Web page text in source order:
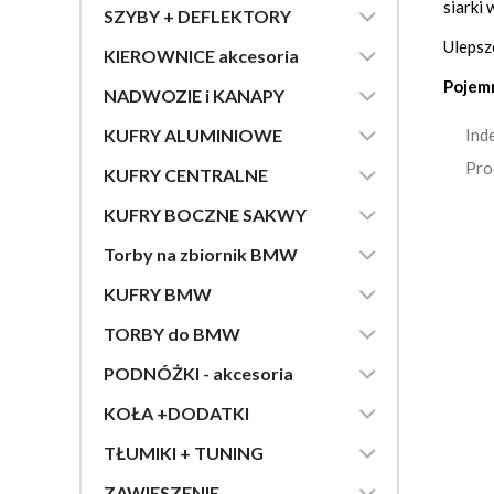

SZYBY + DEFLEKTORY

KIEROWNICE akcesoria

NADWOZIE i KANAPY

KUFRY ALUMINIOWE

KUFRY CENTRALNE

KUFRY BOCZNE SAKWY

Torby na zbiornik BMW

KUFRY BMW

TORBY do BMW

PODNÓŻKI - akcesoria

KOŁA +DODATKI

TŁUMIKI + TUNING
BMW R
BMW
BMW
BMW
siarki